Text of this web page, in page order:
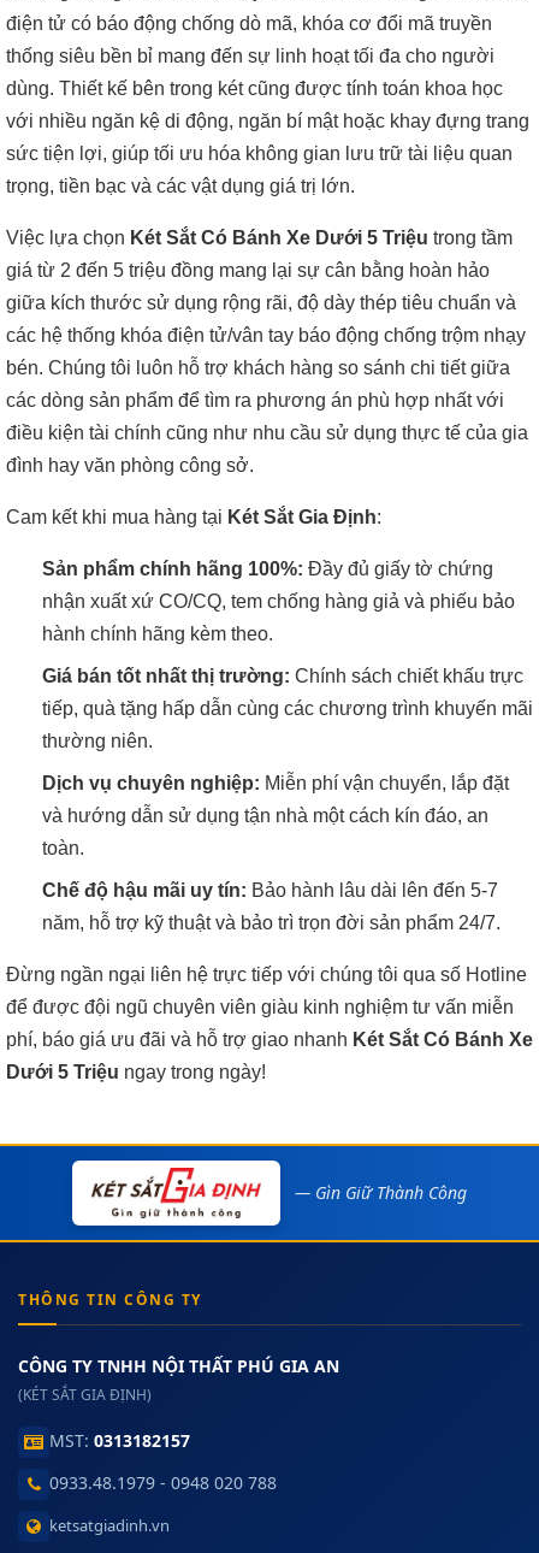
điện tử có báo động chống dò mã, khóa cơ đổi mã truyền
thống siêu bền bỉ mang đến sự linh hoạt tối đa cho người
dùng. Thiết kế bên trong két cũng được tính toán khoa học
với nhiều ngăn kệ di động, ngăn bí mật hoặc khay đựng trang
sức tiện lợi, giúp tối ưu hóa không gian lưu trữ tài liệu quan
trọng, tiền bạc và các vật dụng giá trị lớn.
Việc lựa chọn Két Sắt Có Bánh Xe Dưới 5 Triệu trong tầm
giá từ 2 đến 5 triệu đồng mang lại sự cân bằng hoàn hảo
giữa kích thước sử dụng rộng rãi, độ dày thép tiêu chuẩn và
các hệ thống khóa điện tử/vân tay báo động chống trộm nhạy
bén. Chúng tôi luôn hỗ trợ khách hàng so sánh chi tiết giữa
các dòng sản phẩm để tìm ra phương án phù hợp nhất với
điều kiện tài chính cũng như nhu cầu sử dụng thực tế của gia
đình hay văn phòng công sở.
Cam kết khi mua hàng tại Két Sắt Gia Định:
Sản phẩm chính hãng 100%: Đầy đủ giấy tờ chứng
nhận xuất xứ CO/CQ, tem chống hàng giả và phiếu bảo
hành chính hãng kèm theo.
Giá bán tốt nhất thị trường: Chính sách chiết khấu trực
tiếp, quà tặng hấp dẫn cùng các chương trình khuyến mãi
thường niên.
Dịch vụ chuyên nghiệp: Miễn phí vận chuyển, lắp đặt
và hướng dẫn sử dụng tận nhà một cách kín đáo, an
toàn.
Chế độ hậu mãi uy tín: Bảo hành lâu dài lên đến 5-7
năm, hỗ trợ kỹ thuật và bảo trì trọn đời sản phẩm 24/7.
Đừng ngần ngại liên hệ trực tiếp với chúng tôi qua số Hotline
để được đội ngũ chuyên viên giàu kinh nghiệm tư vấn miễn
phí, báo giá ưu đãi và hỗ trợ giao nhanh Két Sắt Có Bánh Xe
Dưới 5 Triệu ngay trong ngày!
— Gìn Giữ Thành Công
THÔNG TIN CÔNG TY
CÔNG TY TNHH NỘI THẤT PHÚ GIA AN
(KÉT SẮT GIA ĐỊNH)
MST: 0313182157
0933.48.1979 - 0948 020 788
ketsatgiadinh.vn